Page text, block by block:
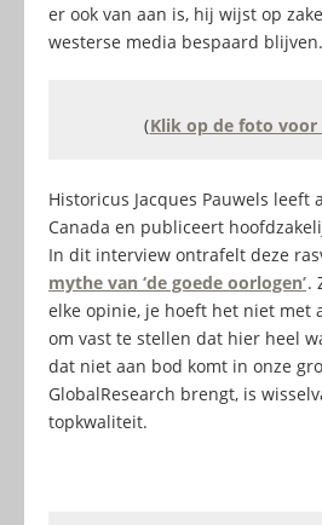
er ook van aan is, hij wijst op
westerse media bespaard blijven.
(Klik op de foto voor
Historicus Jacques Pauwels leeft
Canada en publiceert
In dit interview ontrafelt deze
mythe van ‘de goede oorlogen’.
elke opinie, je hoeft het niet met
om vast te stellen dat hier heel
dat niet aan bod komt in onze
GlobalResearch brengt, is
topkwaliteit.